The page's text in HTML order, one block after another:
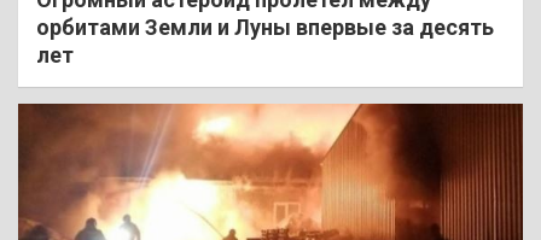
орбитами Земли и Луны впервые за десять
лет